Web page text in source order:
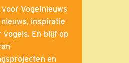
Vogelnieuws
inspiratie
vogels. En blijf op
en